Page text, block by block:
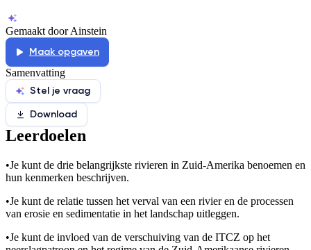
Gemaakt door Ainstein
Maak opgaven
Samenvatting
Stel je vraag
Download
Leerdoelen
•Je kunt de drie belangrijkste rivieren in Zuid-Amerika benoemen en
hun kenmerken beschrijven.
•Je kunt de relatie tussen het verval van een rivier en de processen
van erosie en sedimentatie in het landschap uitleggen.
•Je kunt de invloed van de verschuiving van de ITCZ op het